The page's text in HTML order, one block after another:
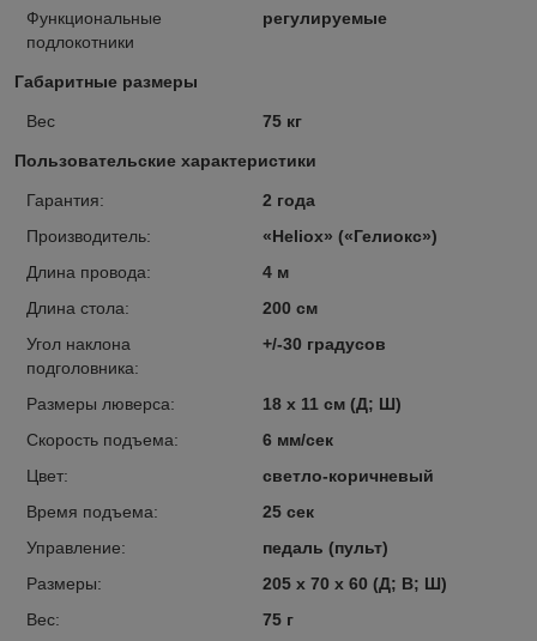
Функциональные
подлокотники
регулируемые
Габаритные размеры
Вес 75 кг
Пользовательские характеристики
Гарантия:
2 года
Производитель:
«Heliox» («Гелиокс»)
Длина провода:
4 м
Длина стола:
200 см
Угол наклона
подголовника:
+/-30 градусов
Размеры люверса:
18 х 11 см (Д; Ш)
Скорость подъема:
6 мм/сек
Цвет:
светло-коричневый
Время подъема:
25 сек
Управление:
педаль (пульт)
Размеры:
205 х 70 х 60 (Д; В; Ш)
Вес:
75 г